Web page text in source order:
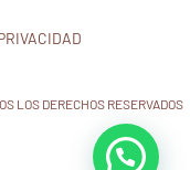
LOS DERECHOS RESERVADOS